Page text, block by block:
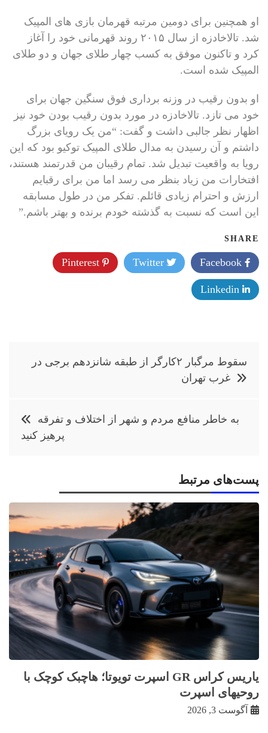
او همچنین برای دومین مرتبه قهرمان بازی های المپیک
شد. تالاخادزه از سال ۲۰۱۵ روند قهرمانی خود را آغاز
کرد و تاکنون موفق به کسب چهار طلای جهان و دو طلای
المپیک شده است.
او بدون رقیب در وزنه برداری فوق سنگین جهان برای
خود می تازد. تالاخادزه در مورد بدون رقیب بودن خود نیز
اظهار نظر جالبی داشت و گفت: “من یک رویای بزرگ
داشتم و آن رسیدن به مدال طلای المپیک توکیو بود که این
رویا به واقعیت تبدیل شد. تمام رقیبان من قدرتمند هستند،
افتخارات من زیاد بنظر می رسد اما من برای رقبایم
ارزش و احترام زیادی قائلم. تفکر من در طول مسابقه
این است که نسبت به گذشته خودم برنده و بهتر باشم.”
SHARE
Twitter
راهبری
نوشته
سقوط مرگبار ۲کارگر از طبقه شانزدهم برجی در
غرب تهران
به خاطر منافع مردم و شهر از اختلاف و تفرقه
پرهیز کنید
پست‌های مرتبط
یاریس کراس GR اسپرت تویوتا؛ هاچبک کوچک با
روحیهای اسپرت
آگوست 3, 2026